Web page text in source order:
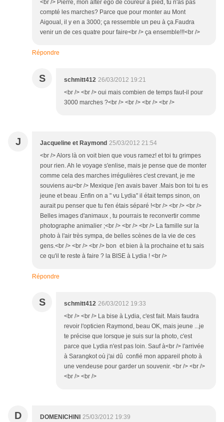
<br /> Pierre, mon alter ego de coureur à pied, tu n'as pas
compté les marches? Parce que pour monter au Mont
Aigoual, il y en a 3000; ça ressemble un peu à ça.Faudra
venir un de ces quatre pour faire<br /> ça ensemble!!!<br />
Répondre
S schmitt412 26/03/2012 19:21
<br /> <br /> oui mais combien de temps faut-il pour
3000 marches ?<br /> <br /> <br /> <br />
J Jacqueline et Raymond 25/03/2012 21:54
<br /> Alors là on voit bien que vous ramez! et toi tu grimpes
pour rien. Ah le voyage s'enlise, mais je pense que de monter
comme cela des marches irrégulières c'est crevant, je me
souviens au<br /> Mexique j'en avais baver .Mais bon toi tu es
jeune et beau .Enfin on a " vu Lydia" il était temps sinon, on
aurait pu penser que tu t'en étais séparé !<br /> <br /> <br />
Belles images d'animaux , tu pourrais te reconvertir comme
photographe animalier ;<br /> <br /> <br /> La famille sur la
photo à l'air très sympa, de belles scènes de la vie de ces
gens.<br /> <br /> <br /> bon et bien à la prochaine et tu sais
ce qu'il te reste à faire ? la BISE à Lydia ! <br />
Répondre
S schmitt412 26/03/2012 19:33
<br /> <br /> La bise à Lydia, c'est fait. Mais faudra
revoir l'opticien Raymond, beau OK, mais jeune ...je
te précise que lorsque je suis sur la photo, c'est
parce que Lydia n'est pas loin. Sauf à<br /> l'arrivée
à Sarangkot où j'ai dû confié mon appareil photo à
une vendeuse pour garder un souvenir. <br /> <br />
<br /> <br />
D DOMENICHINI
25/03/2012 19:39